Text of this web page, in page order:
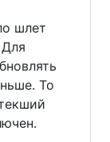
шлет
То